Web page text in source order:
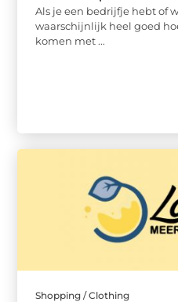
Als je een bedrijfje hebt of
waarschijnlijk heel goed
komen met ...
Shopping / Clothing